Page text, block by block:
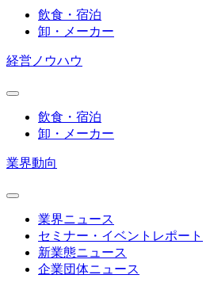
飲食・宿泊
卸・メーカー
経営ノウハウ
飲食・宿泊
卸・メーカー
業界動向
業界ニュース
セミナー・イベントレポート
新業態ニュース
企業団体ニュース